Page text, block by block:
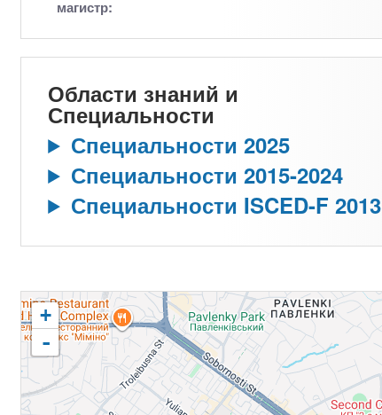
магистр:
Области знаний и
Специальности
Специальности 2025
Специальности 2015-2024
Специальности ISCED-F 2013
+
-